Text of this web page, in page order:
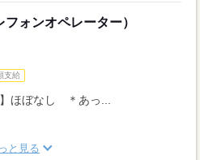
ォンオペレーター）
支給
ほぼなし ＊あっ...
と見る